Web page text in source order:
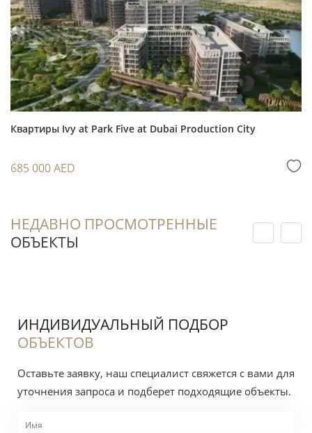
Al Arab объединяет островной формат,
близость к воде и инфраструктурное развитие
прибрежного района Рас-эль-Хаймы.
Площадь 71,3 м² и частичная меблировка
могут расширить круг потенциальных
арендаторов и покупателей на вторичном
рынке после передачи объекта.
проекта, рыночная ситуация на момент выхода
сопоставимые предложения в Mina Al Arab.
денежного потока. Ставки и фактическая
доходность зависят от планировки, отделки
специалиста. Все цифры являются оценкой
рынка, а не гарантией результата.
Квартиры Ivy at Park Five at Dubai Production City
685 000 AED
НЕДАВНО ПРОСМОТРЕННЫЕ
ОБЪЕКТЫ
ИНДИВИДУАЛЬНЫЙ ПОДБОР
ОБЪЕКТОВ
Оставьте заявку, наш специалист свяжется с вами для
уточнения запроса и подберет подходящие объекты.